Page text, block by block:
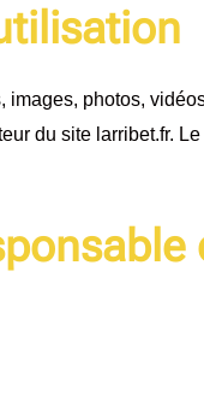
photos,
du site larribet.fr.